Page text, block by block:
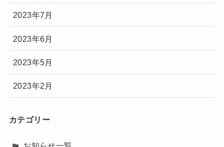
2023年7月
2023年6月
2023年5月
2023年2月
カテゴリー